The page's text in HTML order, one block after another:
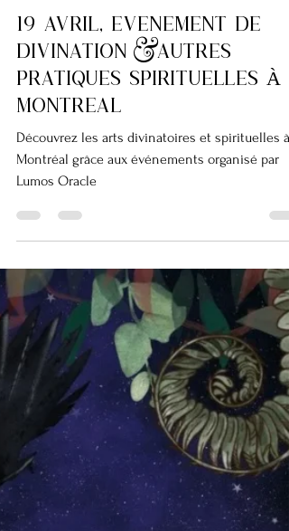
19 AVRIL, EvEnement de
Divination &autres
pratiques spirituelles À
MONTREAL
Découvrez les arts divinatoires et spirituelles à
Lumos Oracle